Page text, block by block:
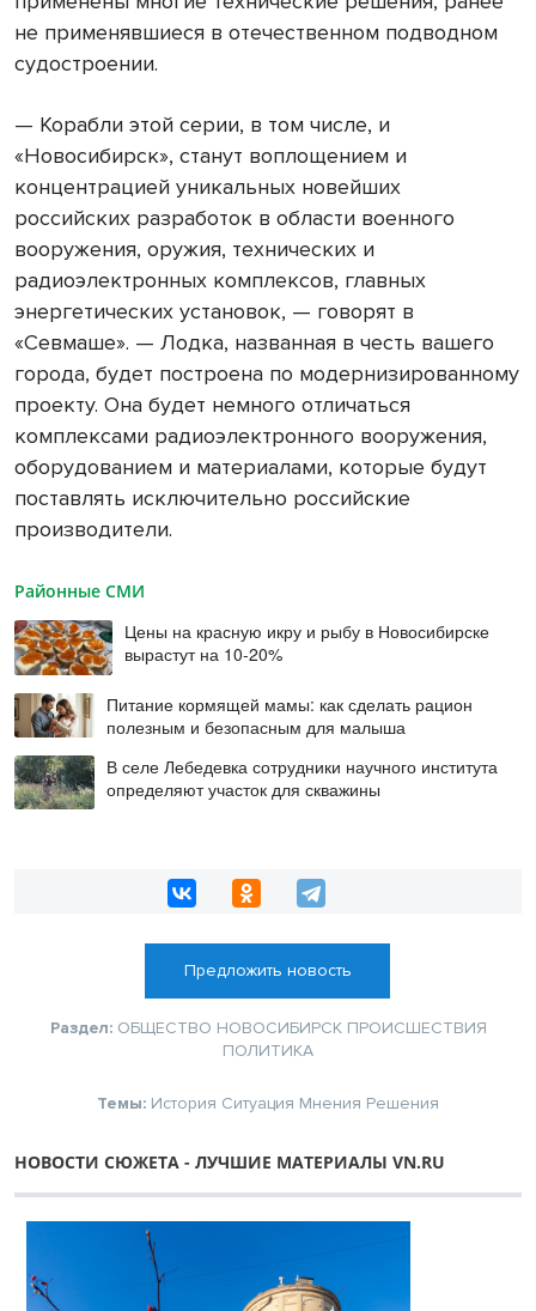
не применявшиеся в отечественном подводном
судостроении.
— Корабли этой серии, в том числе, и
«Новосибирск», станут воплощением и
концентрацией уникальных новейших
российских разработок в области военного
вооружения, оружия, технических и
радиоэлектронных комплексов, главных
энергетических установок, — говорят в
«Севмаше». — Лодка, названная в честь вашего
города, будет построена по модернизированному
проекту. Она будет немного отличаться
комплексами радиоэлектронного вооружения,
оборудованием и материалами, которые будут
поставлять исключительно российские
производители.
Районные СМИ
Цены на красную икру и рыбу в Новосибирске
вырастут на 10-20%
Питание кормящей мамы: как сделать рацион
полезным и безопасным для малыша
В селе Лебедевка сотрудники научного института
определяют участок для скважины
Предложить новость
Раздел: ОБЩЕСТВО НОВОСИБИРСК ПРОИСШЕСТВИЯ
ПОЛИТИКА
Темы: История Ситуация Мнения Решения
НОВОСТИ СЮЖЕТА - ЛУЧШИЕ МАТЕРИАЛЫ VN.RU